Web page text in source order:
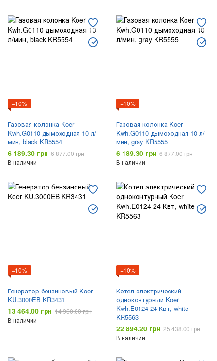
−10%
Газовая колонка Koer
Kwh.G0110 дымоходная 10 л/
мин, black KR5554
6 189.30 грн 6 877.00 грн
В наличии
−10%
Газовая колонка Koer
Kwh.G0110 дымоходная 10 л/
мин, gray KR5555
6 189.30 грн 6 877.00 грн
В наличии
−10%
Генератор бензиновый Koer
KU.3000EB KR3431
13 464.00 грн 14 960.00 грн
В наличии
−10%
Котел электрический
одноконтурный Koer
Kwh.E0124 24 Квт, white
KR5563
22 894.20 грн 25 438.00 грн
В наличии